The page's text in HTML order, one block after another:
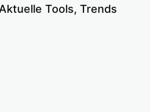
Tools, Trends